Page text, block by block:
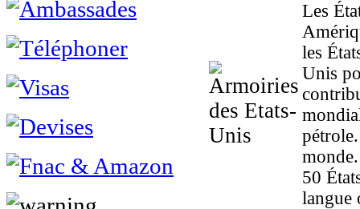
Les
les
Unis
50
langue